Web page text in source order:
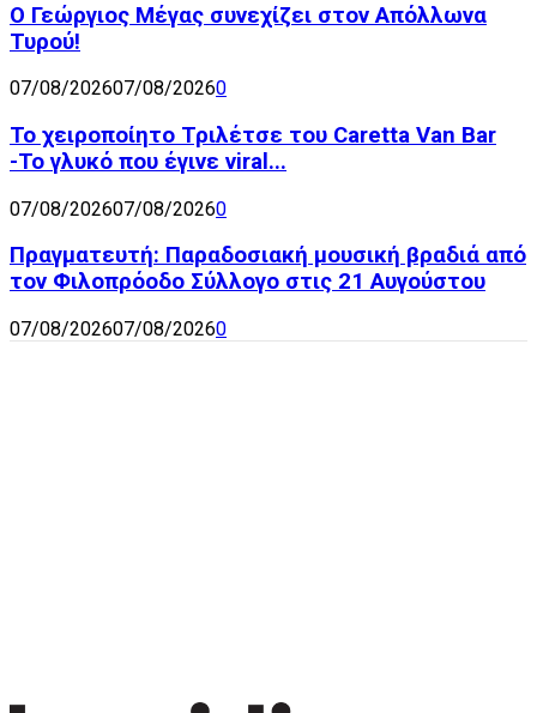
Ο Γεώργιος Μέγας συνεχίζει στον Απόλλωνα
Τυρού!
07/08/202607/08/20260
Το χειροποίητο Τριλέτσε του Caretta Van Bar
-Το γλυκό που έγινε viral...
07/08/202607/08/20260
Πραγματευτή: Παραδοσιακή μουσική βραδιά από
τον Φιλοπρόοδο Σύλλογο στις 21 Αυγούστου
07/08/202607/08/20260